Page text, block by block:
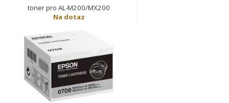
toner pro AL-M200/MX200
Na dotaz